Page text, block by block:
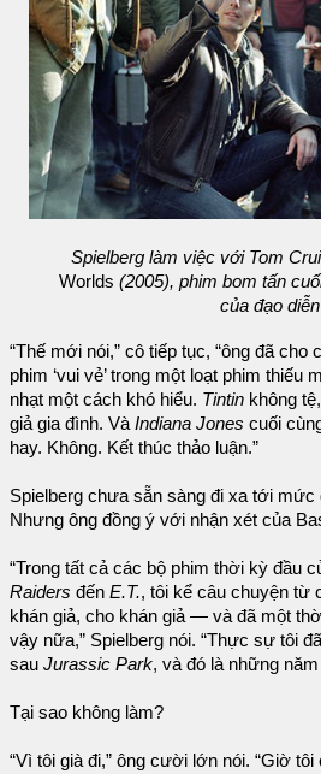
Spielberg làm việc với Tom
Worlds (2005), phim bom tấn
của đạo diễn
“Thế mới nói,” cô tiếp tục, “ông đã cho
phim ‘vui vẻ’ trong một loạt phim thiếu
nhạt một cách khó hiểu. Tintin không
giả gia đình. Và Indiana Jones cuối
hay. Không. Kết thúc thảo luận.”
Spielberg chưa sẵn sàng đi xa tới mức
Nhưng ông đồng ý với nhận xét của
“Trong tất cả các bộ phim thời kỳ đầu
Raiders đến E.T., tôi kể câu chuyện từ
khán giả, cho khán giả — và đã một
vậy nữa,” Spielberg nói. “Thực sự tôi
sau Jurassic Park, và đó là những năm
Tại sao không làm?
“Vì tôi già đi,” ông cười lớn nói. “Giờ